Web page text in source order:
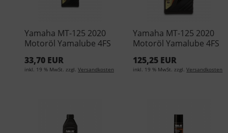
Yamaha MT-125 2020
Motoröl Yamalube 4FS
65011-01-04 (EUR
25,95L)
33,70 EUR
inkl. 19 % MwSt. zzgl. Versandkosten
Yamaha MT-125 2020
Motoröl Yamalube 4FS
65011-04-05 (EUR
24,13/L)
125,25 EUR
inkl. 19 % MwSt. zzgl.Versandkosten